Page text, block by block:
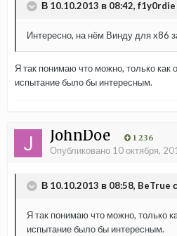
В 10.10.2013 в 08:42, f1y0rdie
Интересно, на нём Винду для x86
Я так понимаю что можно, только как
испытание было бы интересным.
JohnDoe 1 236
Опубликовано 10 октября,
В 10.10.2013 в 08:58, BeTrue
Я так понимаю что можно, только
испытание было бы интересным.